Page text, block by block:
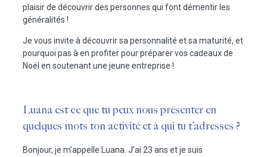
plaisir de découvrir des personnes qui font démentir les
généralités !
Je vous invite à découvrir sa personnalité et sa maturité, et
pourquoi pas à en profiter pour préparer vos cadeaux de
Noël en soutenant une jeune entreprise !
Luana est ce que tu peux nous présenter en
quelques mots ton activité et à qui tu t’adresses ?
Bonjour, je m’appelle Luana. J’ai 23 ans et je suis